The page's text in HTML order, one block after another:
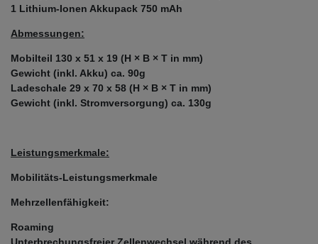
1 Lithium-Ionen Akkupack 750 mAh
Abmessungen:
Mobilteil 130 x 51 x 19 (H × B × T in mm)
Gewicht (inkl. Akku) ca. 90g
Ladeschale 29 x 70 x 58 (H × B × T in mm)
Gewicht (inkl. Stromversorgung) ca. 130g
Leistungsmerkmale:
Mobilitäts-Leistungsmerkmale
Mehrzellenfähigkeit:
Roaming
Unterbrechungsfreier Zellenwechsel während des